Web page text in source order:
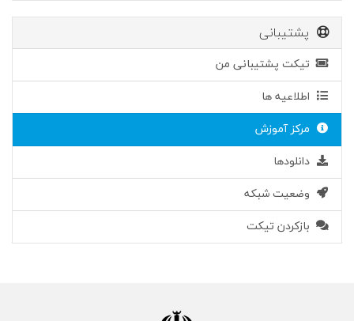
پشتیبانی
تیکت پشتیبانی من
اطلاعیه ها
مرکز آموزش
دانلودها
وضعیت شبکه
بازکردن تیکت